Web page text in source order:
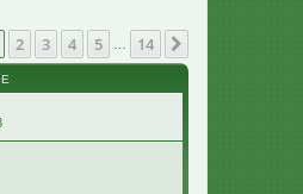
sur14
2 3 4 5 14